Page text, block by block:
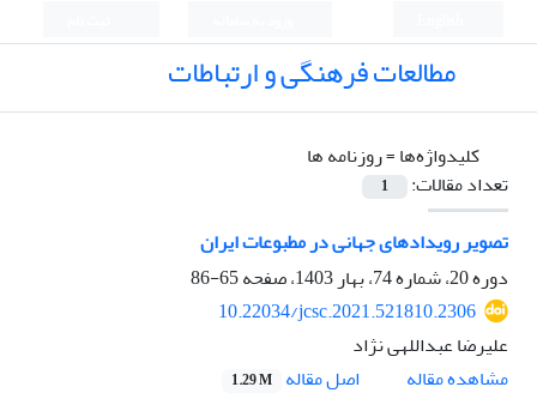
مطالعات فرهنگی و ارتباطات
کلیدواژه‌ها =روزنامه ها
تعداد مقالات:
1
تصویر رویدادهای جهانی در مطبوعات ایران
دوره 20، شماره 74، بهار 1403، صفحه
65-86
10.22034/jcsc.2021.521810.2306
علیرضا عبداللهی نژاد
مشاهده مقاله
اصل مقاله 1.29 M